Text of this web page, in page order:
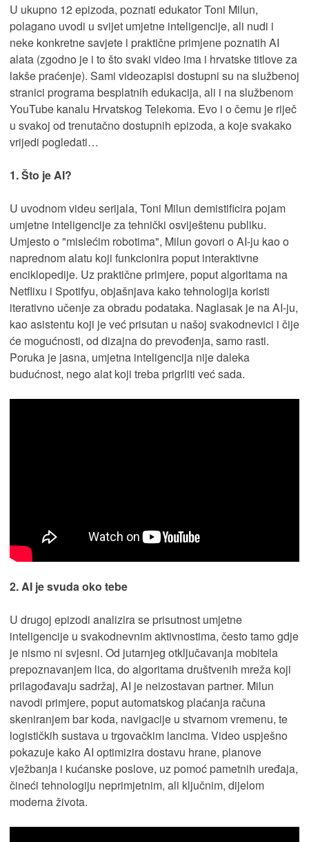
U ukupno 12 epizoda, poznati edukator Toni Milun,
polagano uvodi u svijet umjetne inteligencije, ali nudi i
neke konkretne savjete i praktične primjene poznatih AI
alata (zgodno je i to što svaki video ima i hrvatske titlove za
lakše praćenje). Sami videozapisi dostupni su na službenoj
stranici programa besplatnih edukacija, ali i na službenom
YouTube kanalu Hrvatskog Telekoma. Evo i o čemu je riječ
u svakoj od trenutačno dostupnih epizoda, a koje svakako
vrijedi pogledati…
1. Što je AI?
U uvodnom videu serijala, Toni Milun demistificira pojam
umjetne inteligencije za tehnički osviještenu publiku.
Umjesto o "mislećim robotima", Milun govori o AI-ju kao o
naprednom alatu koji funkcionira poput interaktivne
enciklopedije. Uz praktične primjere, poput algoritama na
Netflixu i Spotifyu, objašnjava kako tehnologija koristi
iterativno učenje za obradu podataka. Naglasak je na AI-ju,
kao asistentu koji je već prisutan u našoj svakodnevici i čije
će mogućnosti, od dizajna do prevođenja, samo rasti.
Poruka je jasna, umjetna inteligencija nije daleka
budućnost, nego alat koji treba prigrliti već sada.
2. AI je svuda oko tebe
U drugoj epizodi analizira se prisutnost umjetne
inteligencije u svakodnevnim aktivnostima, često tamo gdje
je nismo ni svjesni. Od jutarnjeg otključavanja mobitela
prepoznavanjem lica, do algoritama društvenih mreža koji
prilagođavaju sadržaj, AI je neizostavan partner. Milun
navodi primjere, poput automatskog plaćanja računa
skeniranjem bar koda, navigacije u stvarnom vremenu, te
logističkih sustava u trgovačkim lancima. Video uspješno
pokazuje kako AI optimizira dostavu hrane, planove
vježbanja i kućanske poslove, uz pomoć pametnih uređaja,
čineći tehnologiju neprimjetnim, ali ključnim, dijelom
moderna života.